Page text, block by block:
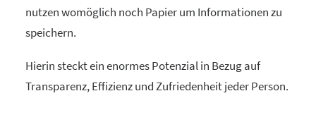
nutzen womöglich noch Papier um Informationen zu
speichern.
Hierin steckt ein enormes Potenzial in Bezug auf
Transparenz, Effizienz und Zufriedenheit jeder Person.